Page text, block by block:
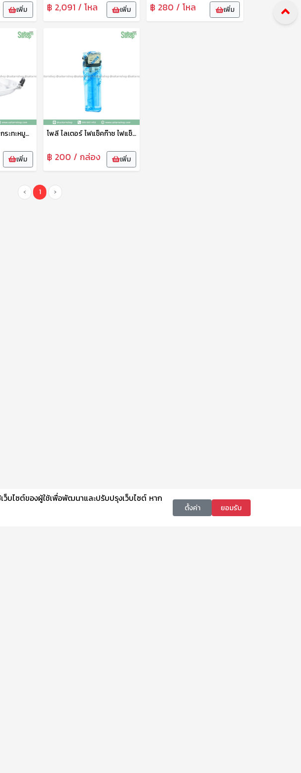
เพิ่ม ฿ 2,091 / โหล เพิ่ม ฿ 280 / โหล เพิ่ม
กระทะ กระทะปิ้งย่าง กระทะหมูกะทะ กระทะเนื้อย่าง กระทะอลูมเนียม 30 ซม. จระเข้
เพิ่ม
โพลี ไลเตอร์ ไฟแช็คก๊าซ ไฟแช็คหุ้มพลาสติก ไฟแช็คพกพา หัวหุ้ม POLY LIGHTER SEAL
฿ 200 / กล่อง เพิ่ม
‹ 1 ›
บไซต์ของผู้ใช้เพื่อพัฒนาและปรับปรุงเว็บไซต์ หาก
ตั้งค่า ยอมรับ